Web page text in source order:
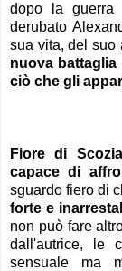
dopo la
derubato
sua vita, del suo
nuova
ciò che gli
Fiore di
capace di
sguardo fiero di
forte e
non può fare
dall'autrice, le
sensuale ma